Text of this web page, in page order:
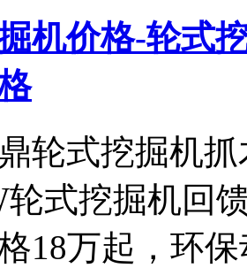
机价格-轮式
轮式挖掘机
轮式挖掘机回
18万起，环